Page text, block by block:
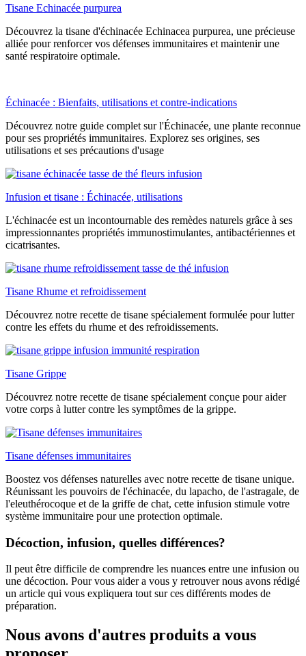
Tisane Echinacée purpurea
Découvrez la tisane d'échinacée Echinacea purpurea, une précieuse
alliée pour renforcer vos défenses immunitaires et maintenir une
santé respiratoire optimale.
Échinacée : Bienfaits, utilisations et contre-indications
Découvrez notre guide complet sur l'Échinacée, une plante reconnue
pour ses propriétés immunitaires. Explorez ses origines, ses
utilisations et ses précautions d'usage
Infusion et tisane : Échinacée, utilisations
L'échinacée est un incontournable des remèdes naturels grâce à ses
impressionnantes propriétés immunostimulantes, antibactériennes et
cicatrisantes.
Tisane Rhume et refroidissement
Découvrez notre recette de tisane spécialement formulée pour lutter
contre les effets du rhume et des refroidissements.
Tisane Grippe
Découvrez notre recette de tisane spécialement conçue pour aider
votre corps à lutter contre les symptômes de la grippe.
Tisane défenses immunitaires
Boostez vos défenses naturelles avec notre recette de tisane unique.
Réunissant les pouvoirs de l'échinacée, du lapacho, de l'astragale, de
l'eleuthérocoque et de la griffe de chat, cette infusion stimule votre
système immunitaire pour une protection optimale.
Décoction, infusion, quelles différences?
Il peut être difficile de comprendre les nuances entre une infusion ou
une décoction. Pour vous aider a vous y retrouver nous avons rédigé
un article qui vous expliquera tout sur ces différents modes de
préparation.
Nous avons d'autres produits a vous